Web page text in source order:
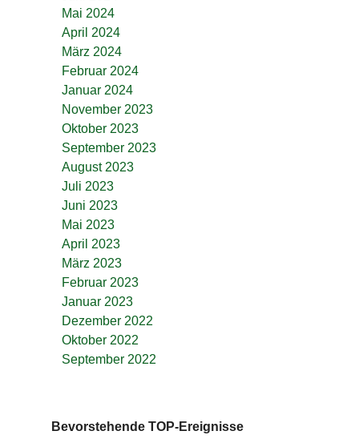
Mai 2024
April 2024
März 2024
Februar 2024
Januar 2024
November 2023
Oktober 2023
September 2023
August 2023
Juli 2023
Juni 2023
Mai 2023
April 2023
März 2023
Februar 2023
Januar 2023
Dezember 2022
Oktober 2022
September 2022
Bevorstehende TOP-Ereignisse